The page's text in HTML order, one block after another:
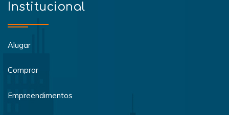
Institucional
Alugar
Comprar
Empreendimentos